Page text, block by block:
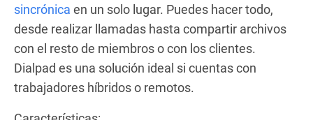
sincrónica en un solo lugar. Puedes hacer todo,
desde realizar llamadas hasta compartir archivos
con el resto de miembros o con los clientes.
Dialpad es una solución ideal si cuentas con
trabajadores híbridos o remotos.